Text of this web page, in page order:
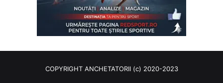
COPYRIGHT ANCHETATORII (c) 2020-2023